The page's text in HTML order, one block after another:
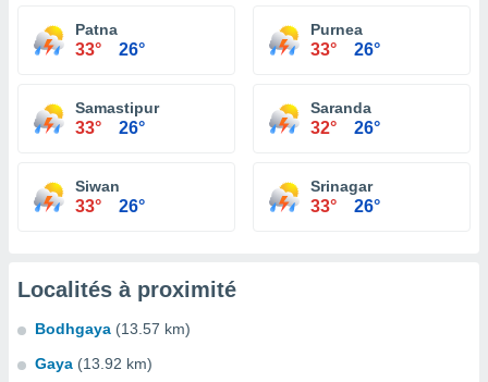
Patna
33° 26°
Purnea
33° 26°
Samastipur
33° 26°
Saranda
32° 26°
Siwan
33° 26°
Srinagar
33° 26°
Localités à proximité
Bodhgaya (13.57 km)
Gaya (13.92 km)